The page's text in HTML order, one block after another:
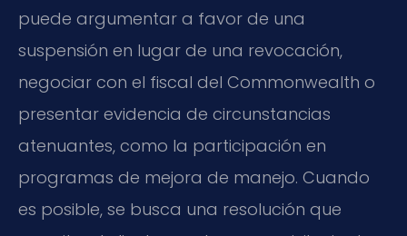
puede argumentar a favor de una
suspensión en lugar de una revocación,
negociar con el fiscal del Commonwealth o
presentar evidencia de circunstancias
atenuantes, como la participación en
programas de mejora de manejo. Cuando
es posible, se busca una resolución que